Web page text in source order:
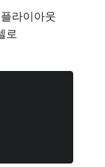
라이아웃
로